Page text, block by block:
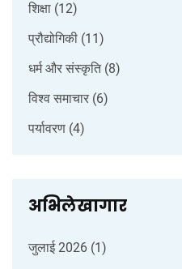
शिक्षा (12)
प्रौद्योगिकी (11)
धर्म और संस्कृति (8)
विश्व समाचार (6)
पर्यावरण (4)
अभिलेखागार
जुलाई 2026 (1)